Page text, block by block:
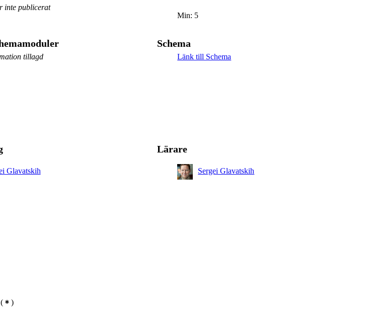
inte publicerat
Min: 5
tillagd
Schema
Länk till Schema
Glavatskih
Lärare
Sergei Glavatskih
( )